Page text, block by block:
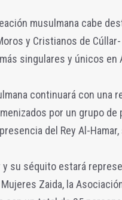
musulmana cabe
y Cristianos de
singulares y únicos en
continuará con una
por un grupo
del Rey Al-
y su séquito estará
Zaida, la